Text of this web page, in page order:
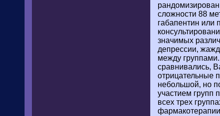
сложности 88
габапентин или
значимых
депрессии,
между
сравнивались,
отрицательные
небольшой, но
участием групп
всех трех